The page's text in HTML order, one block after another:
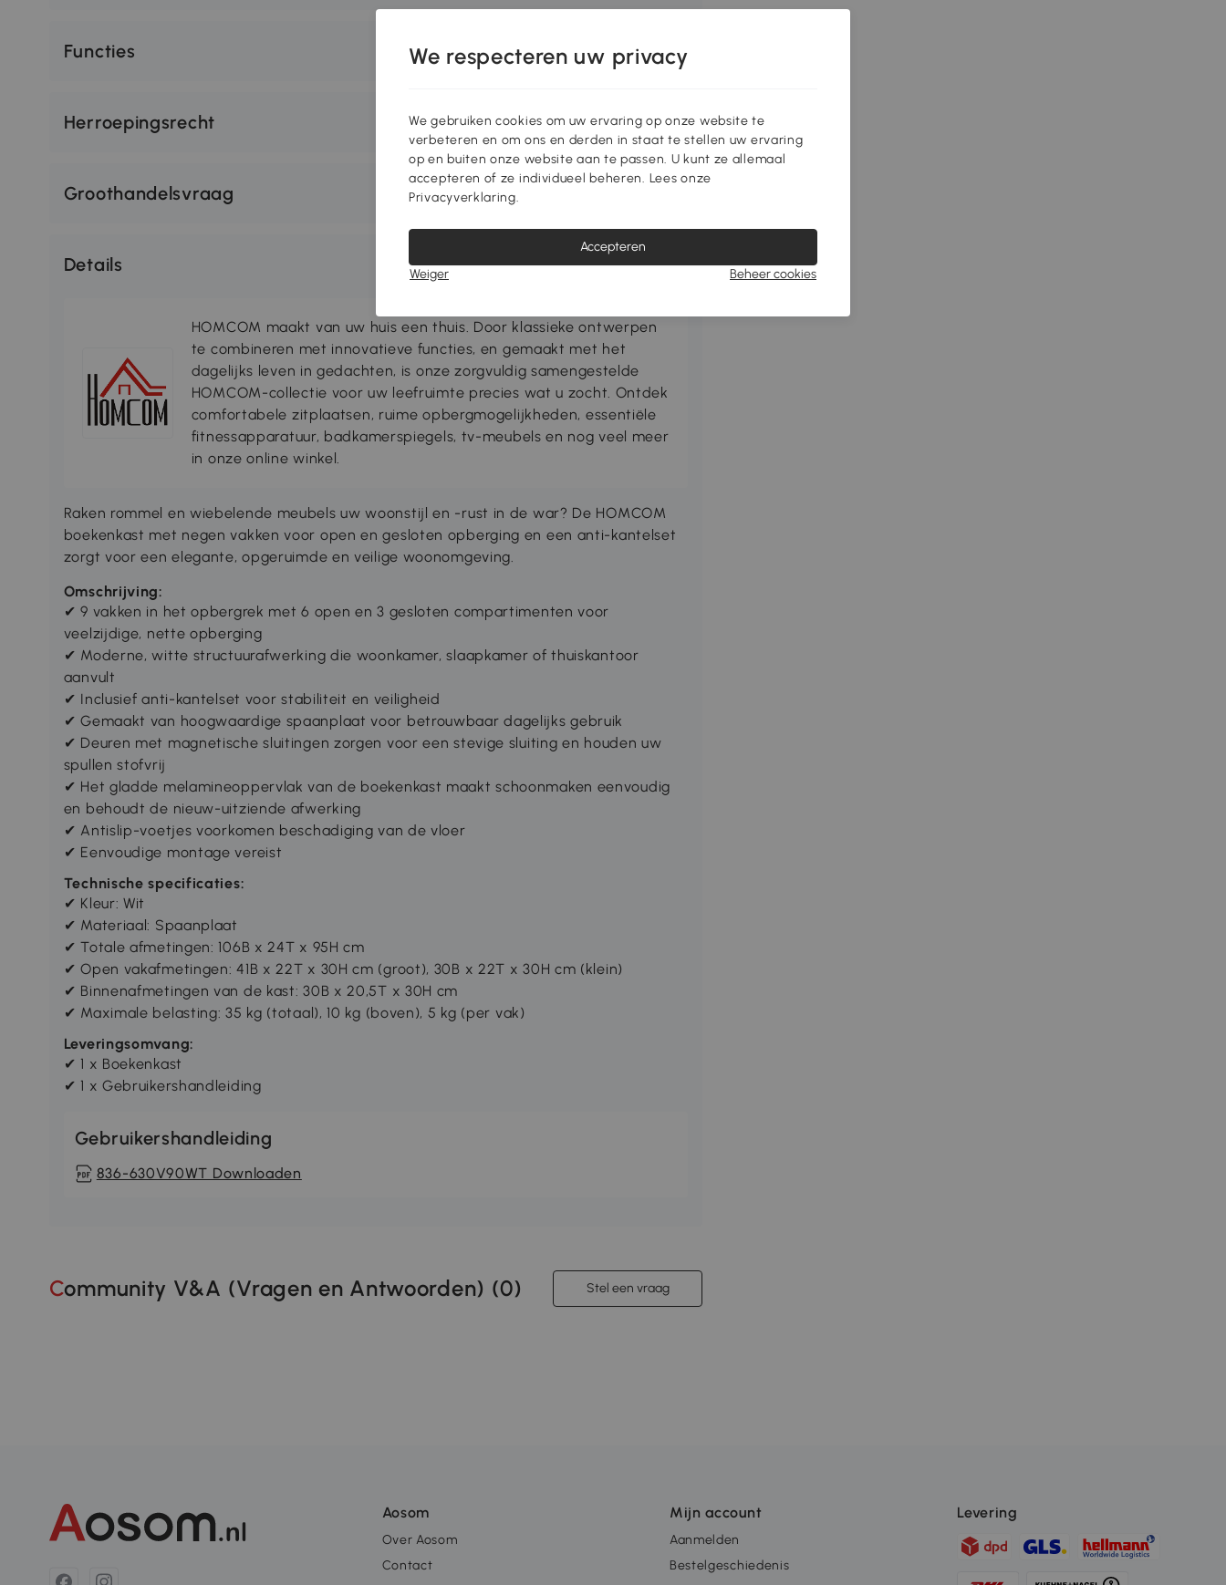
Functies
Herroepingsrecht
Groothandelsvraag
Details
HOMCOM maakt van uw huis een thuis. Door klassieke ontwerpen
te combineren met innovatieve functies, en gemaakt met het
dagelijks leven in gedachten, is onze zorgvuldig samengestelde
HOMCOM-collectie voor uw leefruimte precies wat u zocht. Ontdek
comfortabele zitplaatsen, ruime opbergmogelijkheden, essentiële
fitnessapparatuur, badkamerspiegels, tv-meubels en nog veel meer
in onze online winkel.
Raken rommel en wiebelende meubels uw woonstijl en -rust in de war? De HOMCOM
boekenkast met negen vakken voor open en gesloten opberging en een anti-kantelset
zorgt voor een elegante, opgeruimde en veilige woonomgeving.
Omschrijving:
✔ 9 vakken in het opbergrek met 6 open en 3 gesloten compartimenten voor
veelzijdige, nette opberging
✔ Moderne, witte structuurafwerking die woonkamer, slaapkamer of thuiskantoor
aanvult
✔ Inclusief anti-kantelset voor stabiliteit en veiligheid
✔ Gemaakt van hoogwaardige spaanplaat voor betrouwbaar dagelijks gebruik
✔ Deuren met magnetische sluitingen zorgen voor een stevige sluiting en houden uw
spullen stofvrij
✔ Het gladde melamineoppervlak van de boekenkast maakt schoonmaken eenvoudig
en behoudt de nieuw-uitziende afwerking
✔ Antislip-voetjes voorkomen beschadiging van de vloer
✔ Eenvoudige montage vereist
Technische specificaties:
✔ Kleur: Wit
✔ Materiaal: Spaanplaat
✔ Totale afmetingen: 106B x 24T x 95H cm
✔ Open vakafmetingen: 41B x 22T x 30H cm (groot), 30B x 22T x 30H cm (klein)
✔ Binnenafmetingen van de kast: 30B x 20,5T x 30H cm
✔ Maximale belasting: 35 kg (totaal), 10 kg (boven), 5 kg (per vak)
Leveringsomvang:
✔ 1 x Boekenkast
✔ 1 x Gebruikershandleiding
Gebruikershandleiding
836-630V90WT Downloaden
Community V&A (Vragen en Antwoorden) (0) Stel een vraag
Aosom
Over Aosom
Contact
Mijn account
Aanmelden
Bestelgeschiedenis
Levering
We respecteren uw privacy
We gebruiken cookies om uw ervaring op onze website te
verbeteren en om ons en derden in staat te stellen uw ervaring
op en buiten onze website aan te passen. U kunt ze allemaal
accepteren of ze individueel beheren. Lees onze
Privacyverklaring.
Accepteren
Weiger
Beheer cookies